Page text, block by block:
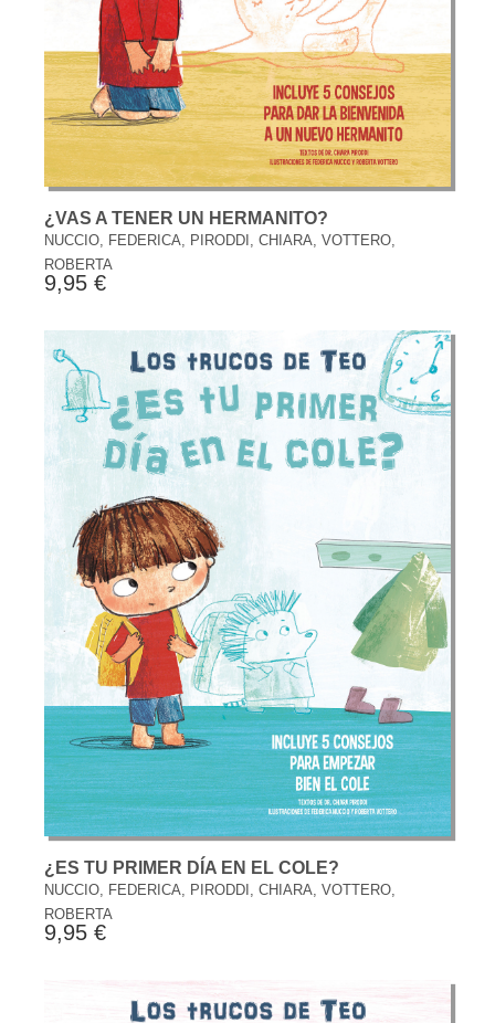
¿VAS A TENER UN HERMANITO?
NUCCIO, FEDERICA, PIRODDI, CHIARA, VOTTERO,
ROBERTA
9,95 €
¿ES TU PRIMER DÍA EN EL COLE?
NUCCIO, FEDERICA, PIRODDI, CHIARA, VOTTERO,
ROBERTA
9,95 €